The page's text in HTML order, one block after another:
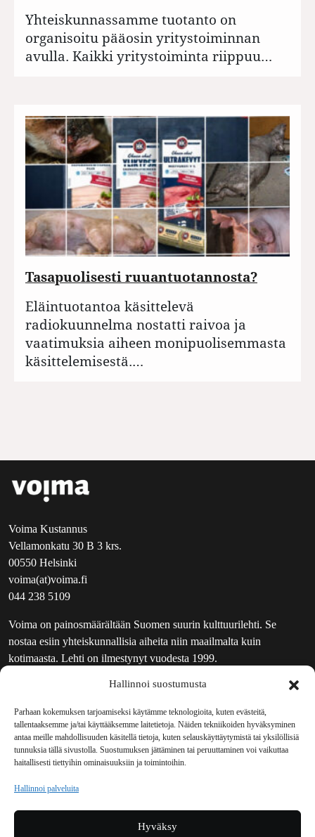
Hallinnoi suostumusta
Parhaan kokemuksen tarjoamiseksi käytämme teknologioita, kuten evästeitä,
tallentaaksemme ja/tai käyttääksemme laitetietoja. Näiden tekniikoiden hyväksyminen
antaa meille mahdollisuuden käsitellä tietoja, kuten selauskäyttäytymistä tai yksilöllisiä
tunnuksia tällä sivustolla. Suostumuksen jättäminen tai peruuttaminen voi vaikuttaa
haitallisesti tiettyihin ominaisuuksiin ja toimintoihin.
Hallinnoi palveluita
Hyväksy
Yhteiskunnassamme tuotanto on
organisoitu pääosin yritystoiminnan
avulla. Kaikki yritystoiminta riippuu…
Tasapuolisesti ruuantuotannosta?
Eläintuotantoa käsittelevä
radiokuunnelma nostatti raivoa ja
vaatimuksia aiheen monipuolisemmasta
käsittelemisestä.…
Voima Kustannus
Vellamonkatu 30 B 3 krs.
00550 Helsinki
voima(at)voima.fi
044 238 5109
Voima on painosmäärältään Suomen suurin kulttuurilehti. Se
nostaa esiin yhteiskunnallisia aiheita niin maailmalta kuin
kotimaasta. Lehti on ilmestynyt vuodesta 1999.
UUTISKIRJE
MAINOSTAJILLE
VASTAMAINOKSET
JAKELUPAIKAT
REKISTERISELOSTE
TILAUKSEN PERUUTUSPYYNTÖ